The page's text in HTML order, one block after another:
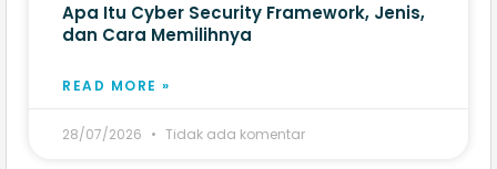
Apa Itu Cyber Security Framework, Jenis,
dan Cara Memilihnya
READ MORE »
28/07/2026 Tidak ada komentar